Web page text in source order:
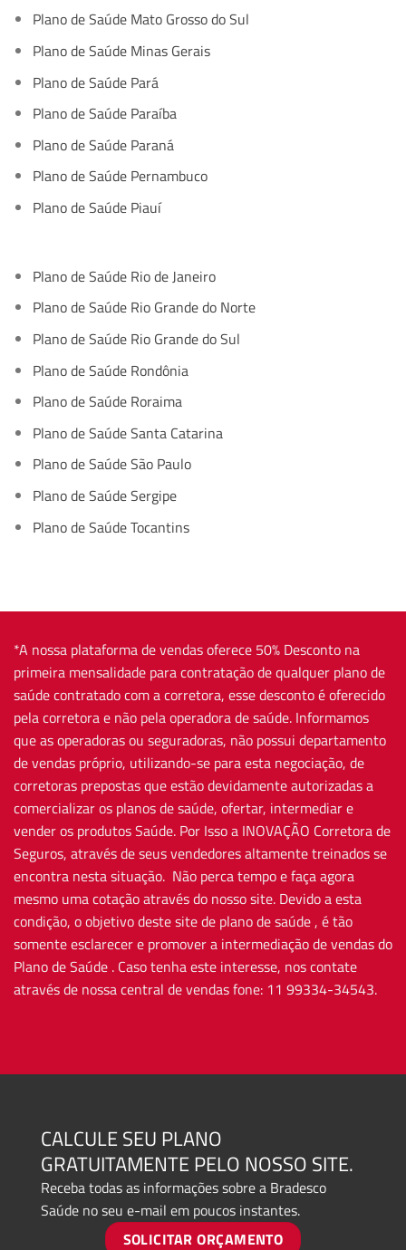
Plano de Saúde Mato Grosso do Sul
Plano de Saúde Minas Gerais
Plano de Saúde Pará
Plano de Saúde Paraíba
Plano de Saúde Paraná
Plano de Saúde Pernambuco
Plano de Saúde Piauí
Plano de Saúde Rio de Janeiro
Plano de Saúde Rio Grande do Norte
Plano de Saúde Rio Grande do Sul
Plano de Saúde Rondônia
Plano de Saúde Roraima
Plano de Saúde Santa Catarina
Plano de Saúde São Paulo
Plano de Saúde Sergipe
Plano de Saúde Tocantins
*A nossa plataforma de vendas oferece 50% Desconto na
primeira mensalidade para contratação de qualquer plano de
saúde contratado com a corretora, esse desconto é oferecido
pela corretora e não pela operadora de saúde. Informamos
que as operadoras ou seguradoras, não possui departamento
de vendas próprio, utilizando-se para esta negociação, de
corretoras prepostas que estão devidamente autorizadas a
comercializar os planos de saúde, ofertar, intermediar e
vender os produtos Saúde. Por Isso a INOVAÇÃO Corretora de
Seguros, através de seus vendedores altamente treinados se
encontra nesta situação. Não perca tempo e faça agora
mesmo uma cotação através do nosso site. Devido a esta
condição, o objetivo deste site de plano de saúde , é tão
somente esclarecer e promover a intermediação de vendas do
Plano de Saúde . Caso tenha este interesse, nos contate
através de nossa central de vendas fone: 11 99334-34543.
CALCULE SEU PLANO
GRATUITAMENTE PELO NOSSO SITE.
Receba todas as informações sobre a Bradesco
Saúde no seu e-mail em poucos instantes.
SOLICITAR ORÇAMENTO